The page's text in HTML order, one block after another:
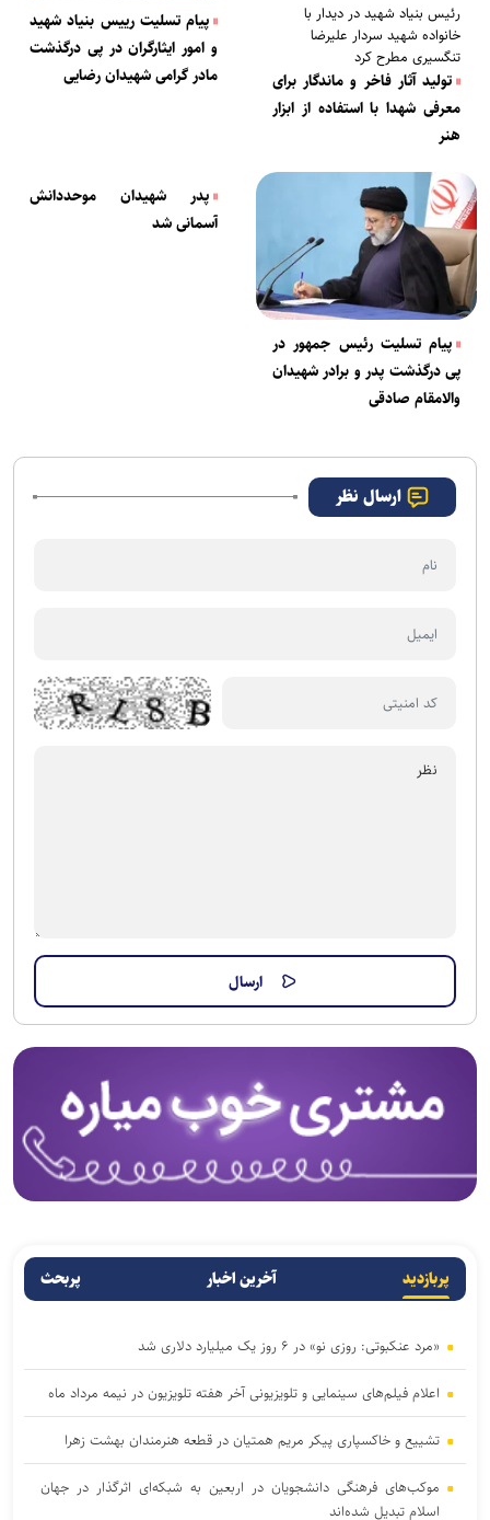
رئیس بنیاد شهید در دیدار با
خانواده شهید سردار علیرضا
تنگسیری مطرح کرد
تولید آثار فاخر و ماندگار برای
معرفی شهدا با استفاده از ابزار
هنر
پیام تسلیت رییس بنیاد شهید
و امور ایثارگران در پی درگذشت
مادر گرامی شهیدان رضایی
پیام تسلیت رئیس جمهور در
پی درگذشت پدر و برادر شهیدان
والامقام صادقی
پدر شهیدان موحددانش
آسمانی شد
ارسال نظر
پربازدید آخرین اخبار پربحث
«مرد عنکبوتی: روزی نو» در ۶ روز یک میلیارد دلاری شد
اعلام فیلم‌های سینمایی و تلویزیونی آخر هفته تلویزیون در نیمه مرداد ماه
تشییع و خاکسپاری پیکر مریم همتیان در قطعه هنرمندان بهشت زهرا
موکب‌های فرهنگی دانشجویان در اربعین به شبکه‌ای اثرگذار در جهان
اسلام تبدیل شده‌اند